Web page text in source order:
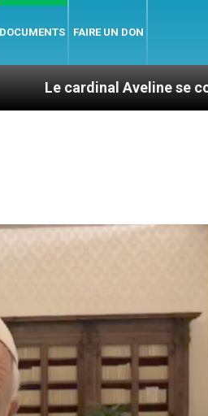
DOCUMENTS FAIRE UN DON
Aveline se confie : entre